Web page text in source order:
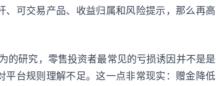
可交易产品、收益归属和风险提示，那么再高
的研究，零售投资者最常见的亏损诱因并不是是
台规则理解不足。这一点非常现实：赠金降低